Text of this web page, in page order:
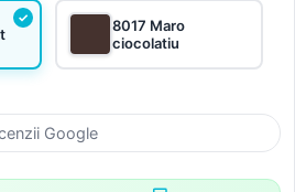
8017 Maro
ciocolatiu
Google